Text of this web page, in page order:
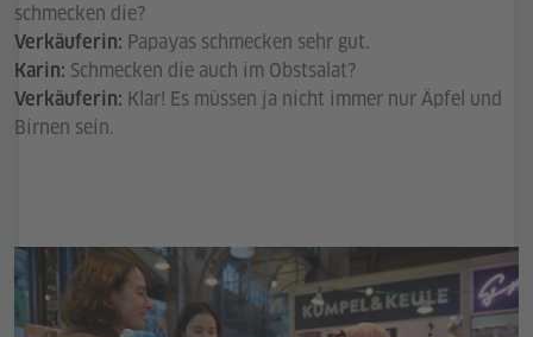
schmecken die?
Verkäuferin: Papayas schmecken sehr gut.
Karin: Schmecken die auch im Obstsalat?
Verkäuferin: Klar! Es müssen ja nicht immer nur Äpfel und
Birnen sein.